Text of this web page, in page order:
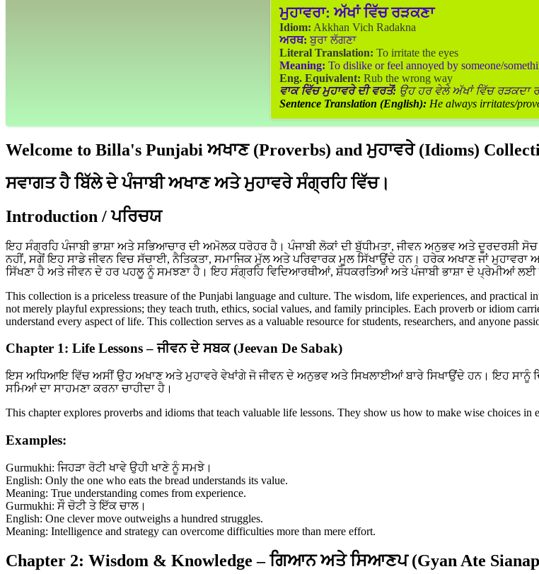
ਮੁਹਾਵਰਾ: ਅੱਖਾਂ ਵਿੱਚ ਰੜਕਣਾ
Idiom: Akkhan Vich Radakna
ਅਰਥ: ਬੁਰਾ ਲੱਗਣਾ
Literal Translation: To irritate the eyes
Meaning: To dislike or feel annoyed by someone/
Eng. Equivalent: Rub the wrong way
ਵਾਕ ਵਿੱਚ ਮੁਹਾਵਰੇ ਦੀ ਵਰਤੋਂ: ਉਹ ਹਰ ਵੇਲੇ ਅੱਖਾਂ ਵਿੱਚ ਰੜਕਦਾ
Sentence Translation (English): He always irritates/
Welcome to Billa's Punjabi ਅਖਾਣ (Proverbs) and ਮੁਹਾਵਰੇ (Idioms)
ਸਵਾਗਤ ਹੈ ਬਿੱਲੇ ਦੇ ਪੰਜਾਬੀ ਅਖਾਣ ਅਤੇ ਮੁਹਾਵਰੇ ਸੰਗ੍ਰਹਿ ਵਿੱਚ।
Introduction / ਪਰਿਚਯ
ਇਹ ਸੰਗ੍ਰਹਿ ਪੰਜਾਬੀ ਭਾਸ਼ਾ ਅਤੇ ਸਭਿਆਚਾਰ ਦੀ ਅਮੋਲਕ ਧਰੋਹਰ ਹੈ। ਪੰਜਾਬੀ ਲੋਕਾਂ ਦੀ ਬੁੱਧੀਮਤਾ, ਜੀਵਨ ਅਨੁਭਵ ਅਤੇ ਦੂਰਦਰਸ਼ੀ
ਨਹੀਂ, ਸਗੋਂ ਇਹ ਸਾਡੇ ਜੀਵਨ ਵਿਚ ਸੱਚਾਈ, ਨੈਤਿਕਤਾ, ਸਮਾਜਿਕ ਮੁੱਲ ਅਤੇ ਪਰਿਵਾਰਕ ਮੂਲ ਸਿੱਖਾਉਂਦੇ ਹਨ। ਹਰੇਕ ਅਖਾਣ ਜਾਂ
ਸਿੱਖਣਾ ਹੈ ਅਤੇ ਜੀਵਨ ਦੇ ਹਰ ਪਹਲੂ ਨੂੰ ਸਮਝਣਾ ਹੈ। ਇਹ ਸੰਗ੍ਰਹਿ ਵਿਦਿਆਰਥੀਆਂ, ਸ਼ੋਧਕਰਤਿਆਂ ਅਤੇ ਪੰਜਾਬੀ ਭਾਸ਼ਾ ਦੇ ਪ੍ਰੇਮੀਆਂ
This collection is a priceless treasure of the Punjabi language and culture. The wisdom, life experiences, and
not merely playful expressions; they teach truth, ethics, social values, and family principles. Each proverb or idiom
understand every aspect of life. This collection serves as a valuable resource for students, researchers, and anyone
Chapter 1: Life Lessons – ਜੀਵਨ ਦੇ ਸਬਕ (Jeevan De Sabak)
ਇਸ ਅਧਿਆਇ ਵਿੱਚ ਅਸੀਂ ਉਹ ਅਖਾਣ ਅਤੇ ਮੁਹਾਵਰੇ ਵੇਖਾਂਗੇ ਜੋ ਜੀਵਨ ਦੇ ਅਨੁਭਵ ਅਤੇ ਸਿਖਲਾਈਆਂ ਬਾਰੇ ਸਿਖਾਉਂਦੇ ਹਨ। ਇਹ ਸਾਨੂੰ
ਸਮਿਆਂ ਦਾ ਸਾਹਮਣਾ ਕਰਨਾ ਚਾਹੀਦਾ ਹੈ।
This chapter explores proverbs and idioms that teach valuable life lessons. They show us how to make wise choices
Examples:
Gurmukhi: ਜਿਹੜਾ ਰੋਟੀ ਖਾਵੇ ਉਹੀ ਖਾਣੇ ਨੂੰ ਸਮਝੇ।
English: Only the one who eats the bread understands its value.
Meaning: True understanding comes from experience.
Gurmukhi: ਸੌ ਚੋਟੀ ਤੇ ਇੱਕ ਚਾਲ।
English: One clever move outweighs a hundred struggles.
Meaning: Intelligence and strategy can overcome difficulties more than mere effort.
Chapter 2: Wisdom & Knowledge – ਗਿਆਨ ਅਤੇ ਸਿਆਣਪ (Gyan Ate